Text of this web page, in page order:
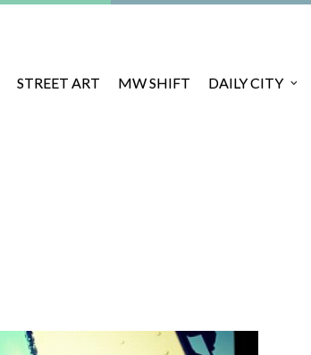
STREET ART MW SHIFT DAILY CITY